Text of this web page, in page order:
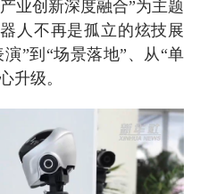
业创新深度融合”为主题
人不再是孤立的炫技展
”到“场景落地”、从“单
升级。